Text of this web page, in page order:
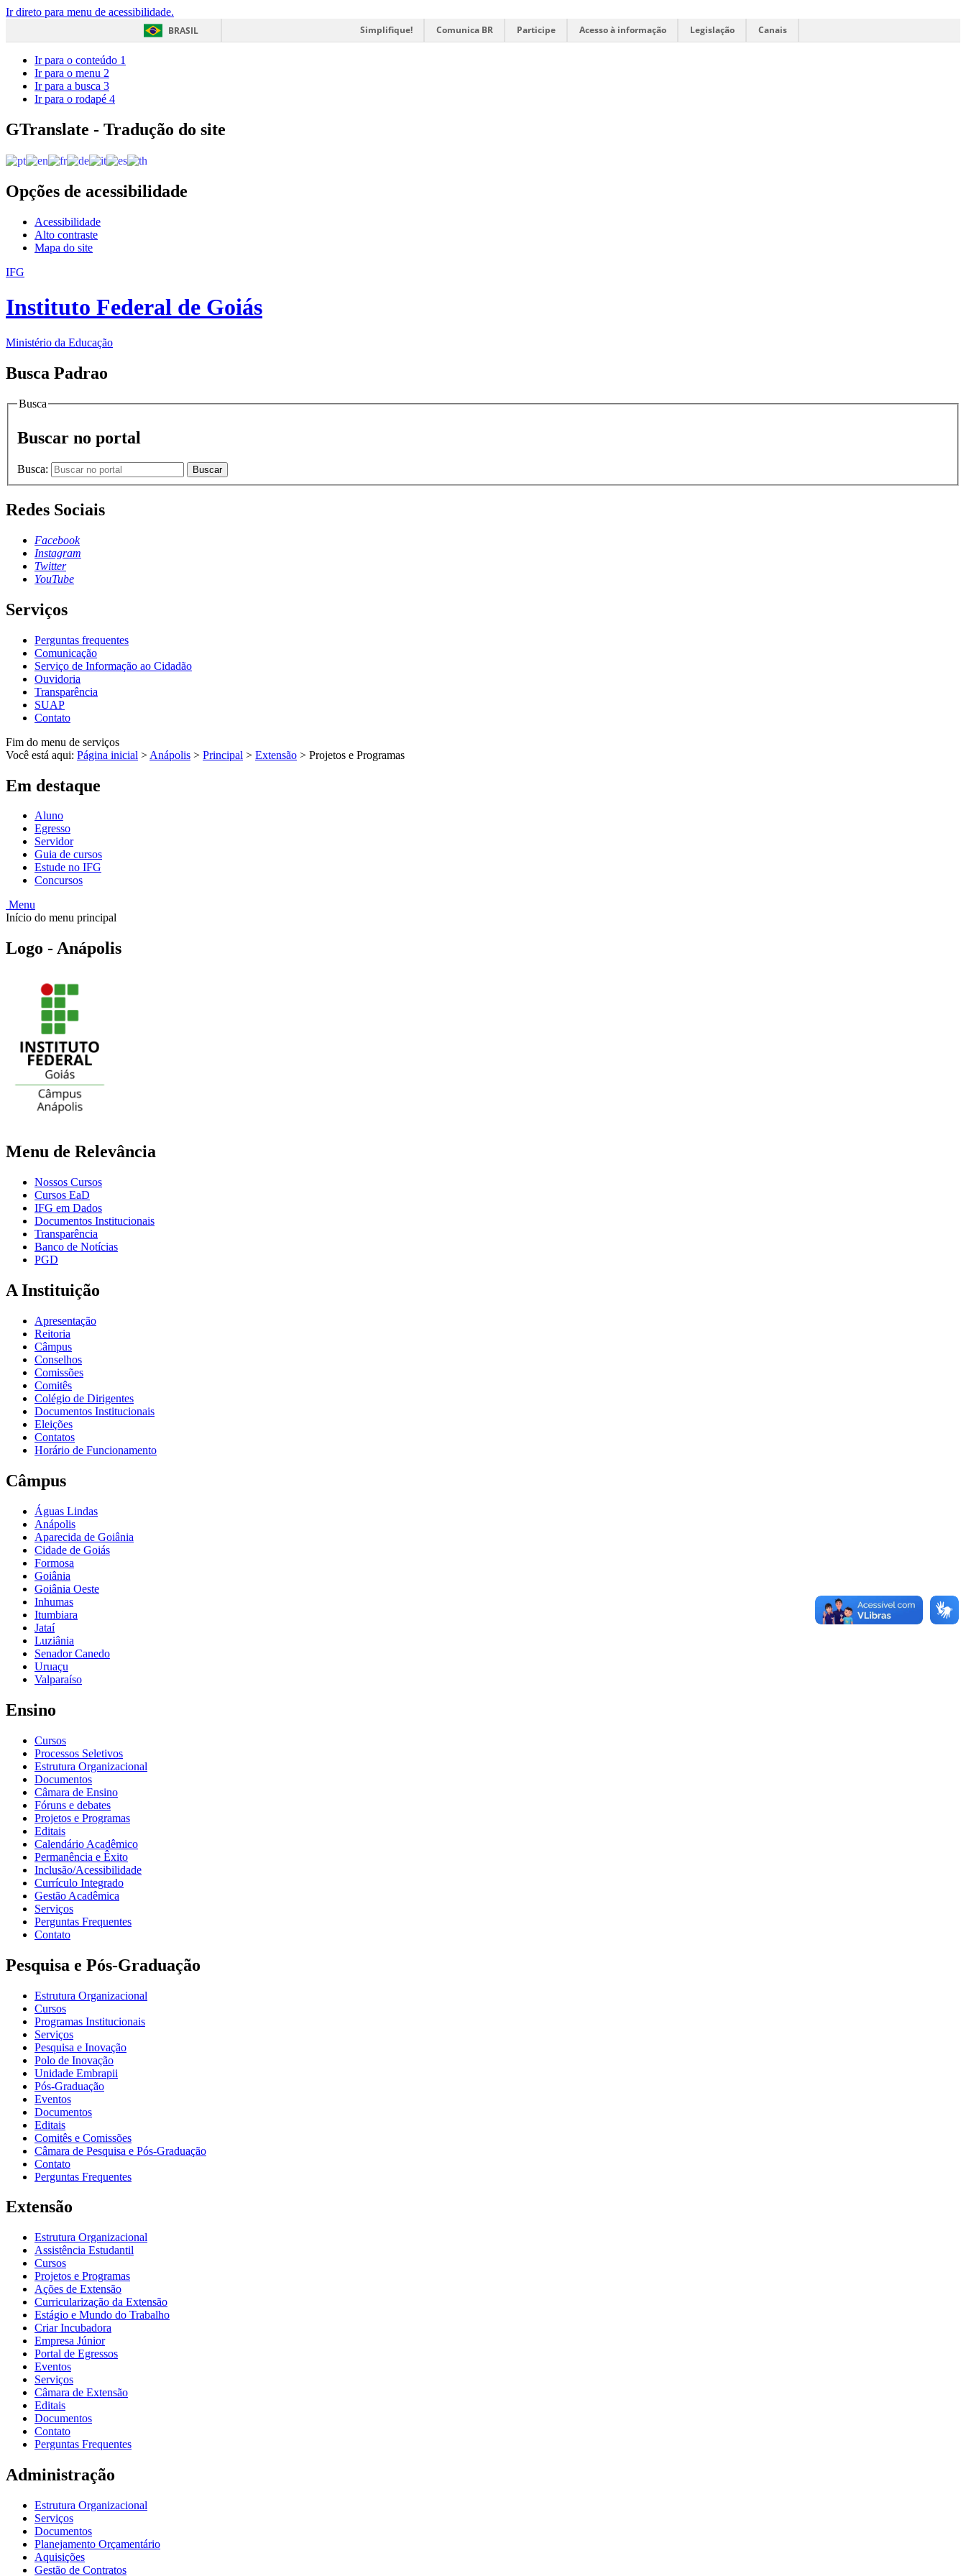
Ir direto para menu de acessibilidade.
BRASIL
Simplifique! Comunica BR Participe Acesso à informação Legislação Canais
Ir para o conteúdo 1
Ir para o menu 2
Ir para a busca 3
Ir para o rodapé 4
GTranslate - Tradução do site
Opções de acessibilidade
Acessibilidade
Alto contraste
Mapa do site
IFG
Instituto Federal de Goiás
Ministério da Educação
Busca Padrao
Busca
Buscar no portal
Busca: Buscar
Redes Sociais
Facebook
Instagram
Twitter
YouTube
Serviços
Perguntas frequentes
Comunicação
Serviço de Informação ao Cidadão
Ouvidoria
Transparência
SUAP
Contato
Fim do menu de serviços
Você está aqui: Página inicial > Anápolis > Principal > Extensão > Projetos e Programas
Em destaque
Aluno
Egresso
Servidor
Guia de cursos
Estude no IFG
Concursos
Menu
Início do menu principal
Logo - Anápolis
Menu de Relevância
Nossos Cursos
Cursos EaD
IFG em Dados
Documentos Institucionais
Transparência
Banco de Notícias
PGD
A Instituição
Apresentação
Reitoria
Câmpus
Conselhos
Comissões
Comitês
Colégio de Dirigentes
Documentos Institucionais
Eleições
Contatos
Horário de Funcionamento
Câmpus
Águas Lindas
Anápolis
Aparecida de Goiânia
Cidade de Goiás
Formosa
Goiânia
Goiânia Oeste
Inhumas
Itumbiara
Jataí
Luziânia
Senador Canedo
Uruaçu
Valparaíso
Ensino
Cursos
Processos Seletivos
Estrutura Organizacional
Documentos
Câmara de Ensino
Fóruns e debates
Projetos e Programas
Editais
Calendário Acadêmico
Permanência e Êxito
Inclusão/Acessibilidade
Currículo Integrado
Gestão Acadêmica
Serviços
Perguntas Frequentes
Contato
Pesquisa e Pós-Graduação
Estrutura Organizacional
Cursos
Programas Institucionais
Serviços
Pesquisa e Inovação
Polo de Inovação
Unidade Embrapii
Pós-Graduação
Eventos
Documentos
Editais
Comitês e Comissões
Câmara de Pesquisa e Pós-Graduação
Contato
Perguntas Frequentes
Extensão
Estrutura Organizacional
Assistência Estudantil
Cursos
Projetos e Programas
Ações de Extensão
Curricularização da Extensão
Estágio e Mundo do Trabalho
Criar Incubadora
Empresa Júnior
Portal de Egressos
Eventos
Serviços
Câmara de Extensão
Editais
Documentos
Contato
Perguntas Frequentes
Administração
Estrutura Organizacional
Serviços
Documentos
Planejamento Orçamentário
Aquisições
Gestão de Contratos